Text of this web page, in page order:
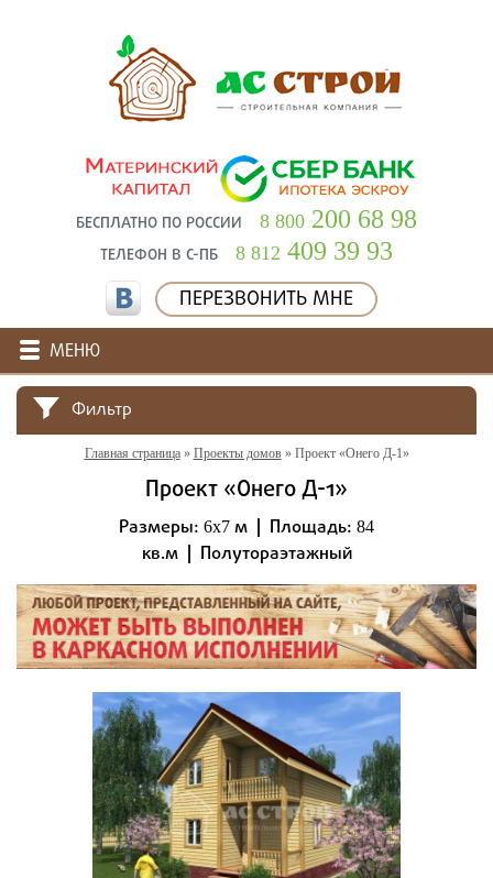
БЕСПЛАТНО ПО РОССИИ 8 800 200 68 98
ТЕЛЕФОН В С-ПБ 8 812 409 39 93
ПЕРЕЗВОНИТЬ МНЕ
МЕНЮ
Фильтр
Главная страница» Проекты домов» Проект «Онего Д-1»
Проект «Онего Д-1»
Размеры: 6x7 м | Площадь: 84
кв.м | Полутораэтажный